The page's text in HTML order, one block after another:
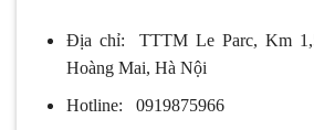
Địa chỉ: TTTM Le Parc, Km
Hoàng Mai, Hà Nội
Hotline: 0919875966